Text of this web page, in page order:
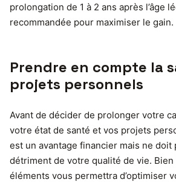
prolongation de 1 à 2 ans après l’âge
recommandée pour maximiser le gain.
Prendre en compte la
projets personnels
Avant de décider de prolonger votre
votre état de santé et vos projets
est un avantage financier mais ne doit
détriment de votre qualité de vie.
éléments vous permettra d’optimiser